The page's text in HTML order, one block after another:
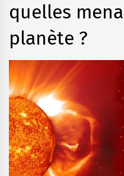
quelles
planète ?